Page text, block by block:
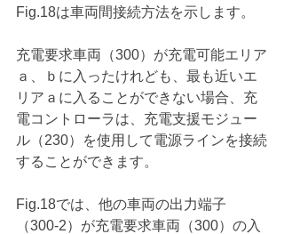
Fig.18は車両間接続方法を示します。
充電要求車両（300）が充電可能エリア
ａ、ｂに入ったけれども、最も近いエ
リアａに入ることができない場合、充
電コントローラは、充電支援モジュー
ル（230）を使用して電源ラインを接続
することができます。
Fig.18では、他の車両の出力端子
（300-2）が充電要求車両（300）の入